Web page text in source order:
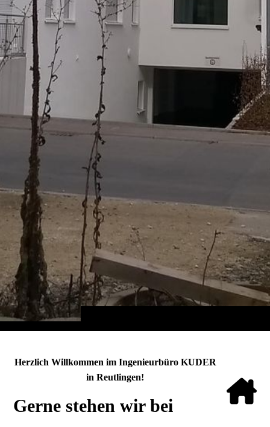
Herzlich Willkommen im Ingenieurbüro KUDER
in Reutlingen!
Gerne stehenwirbei